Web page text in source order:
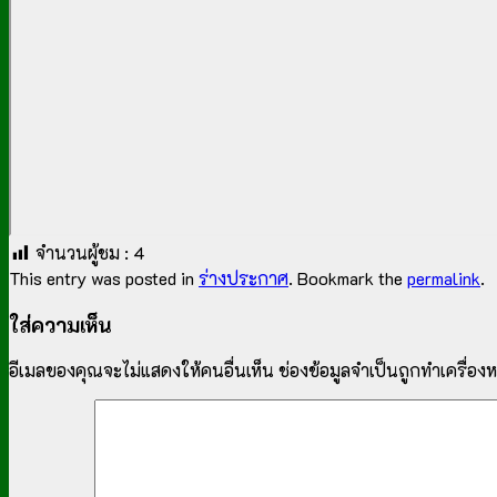
จำนวนผู้ชม : 4
This entry was posted in ร่างประกาศ. Bookmark the permalink.
ใส่ความเห็น
อีเมลของคุณจะไม่แสดงให้คนอื่นเห็น ช่องข้อมูลจำเป็นถูกทำเครื่อง